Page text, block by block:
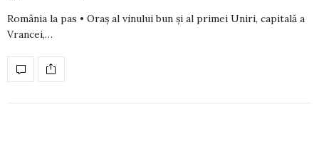
România la pas • Oraș al vinului bun și al primei Uniri, capitală a
Vrancei,…